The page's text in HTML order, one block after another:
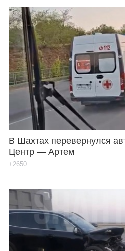
В Шахтах перевернулся
Центр — Артем
+2650